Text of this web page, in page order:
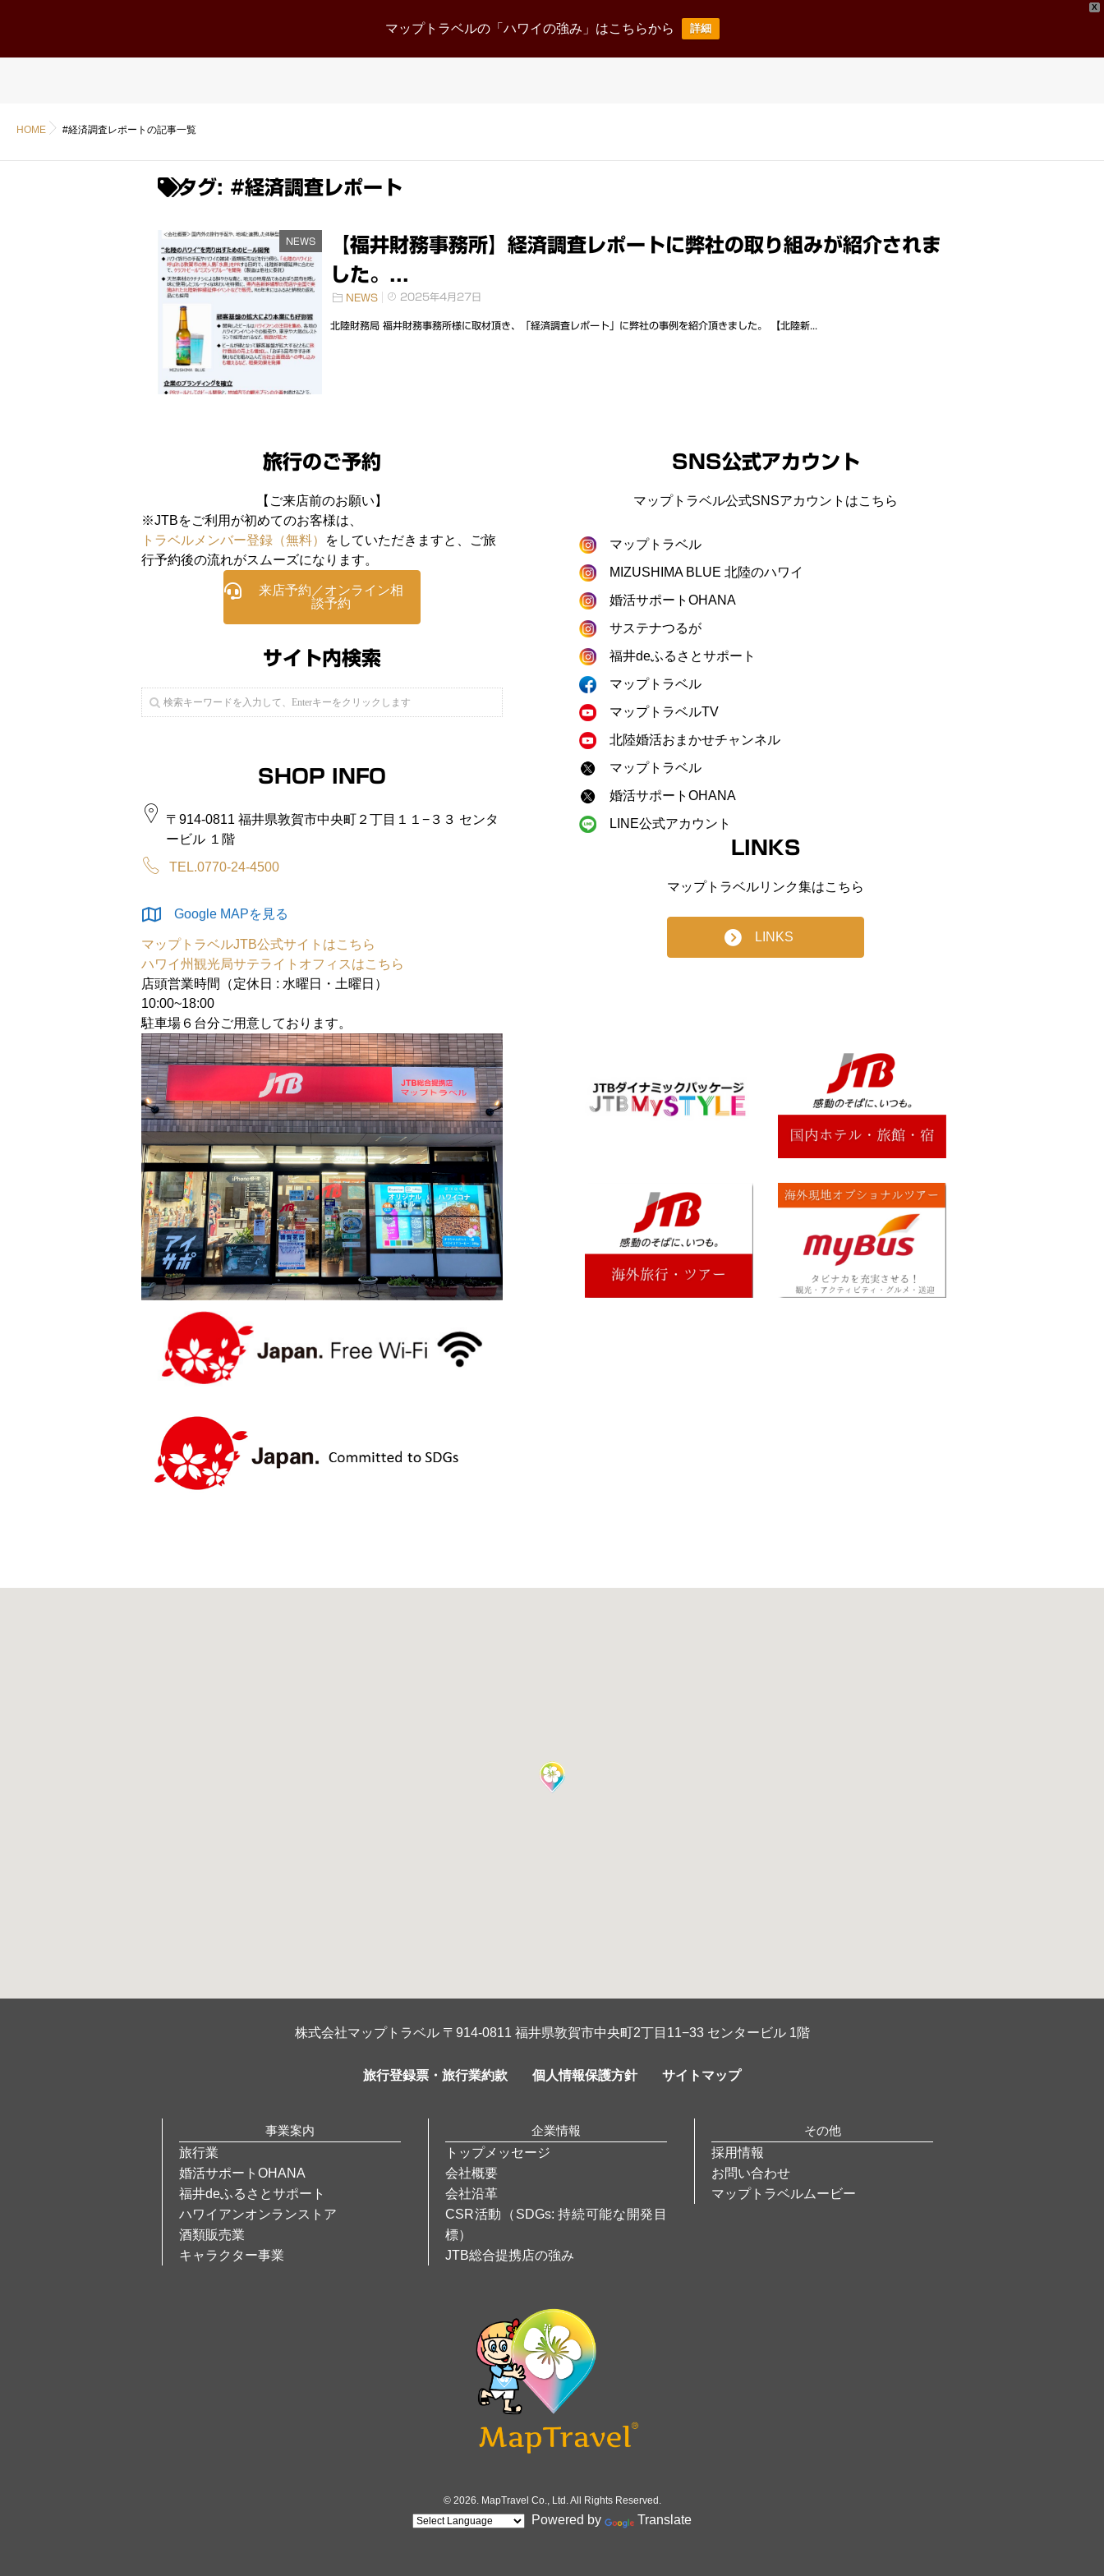
X
マップトラベルの「ハワイの強み」はこちらから 詳細
News Release Business corporate
採用情報
Recruit
お問い合わせ
HOME #経済調査レポートの記事一覧
タグ: #経済調査レポート
NEWS
【福井財務事務所】経済調査レポートに弊社の取り組みが紹介されま
した。...
NEWS 2025年4月27日
北陸財務局 福井財務事務所様に取材頂き、「経済調査レポート」に弊社の事例を紹介頂きました。 【北陸新...
旅行のご予約
【ご来店前のお願い】
※JTBをご利用が初めてのお客様は、
トラベルメンバー登録（無料）
をしていただきますと、ご旅
行予約後の流れがスムーズになります。
来店予約／オンライン相
談予約
サイト内検索
SHOP INFO
〒914-0811 福井県敦賀市中央町２丁目１１−３３ センタ
ービル １階
TEL.0770-24-4500
Google MAPを見る
マップトラベルJTB公式サイトはこちら
ハワイ州観光局サテライトオフィスはこちら
店頭営業時間（定休日 : 水曜日・土曜日）
10:00~18:00
駐車場６台分ご用意しております。
SNS公式アカウント
マップトラベル公式SNSアカウントはこちら
マップトラベル
MIZUSHIMA BLUE 北陸のハワイ
婚活サポートOHANA
サステナつるが
福井deふるさとサポート
マップトラベル
マップトラベルTV
北陸婚活おまかせチャンネル
マップトラベル
婚活サポートOHANA
LINE公式アカウント
LINKS
マップトラベルリンク集はこちら
LINKS
株式会社マップトラベル 〒914-0811 福井県敦賀市中央町2丁目11−33 センタービル 1階
旅行登録票・旅行業約款 個人情報保護方針 サイトマップ
事業案内
旅行業
婚活サポートOHANA
福井deふるさとサポート
ハワイアンオンランストア
酒類販売業
キャラクター事業
企業情報
トップメッセージ
会社概要
会社沿革
CSR活動（SDGs: 持続可能な開発目
標）
JTB総合提携店の強み
その他
採用情報
お問い合わせ
マップトラベルムービー
© 2026. MapTravel Co., Ltd. All Rights Reserved.
Powered by Translate